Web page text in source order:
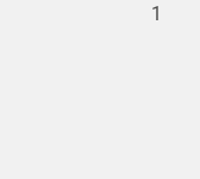
1